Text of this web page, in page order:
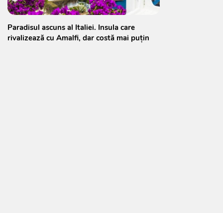
Paradisul ascuns al Italiei. Insula care
rivalizează cu Amalfi, dar costă mai puțin